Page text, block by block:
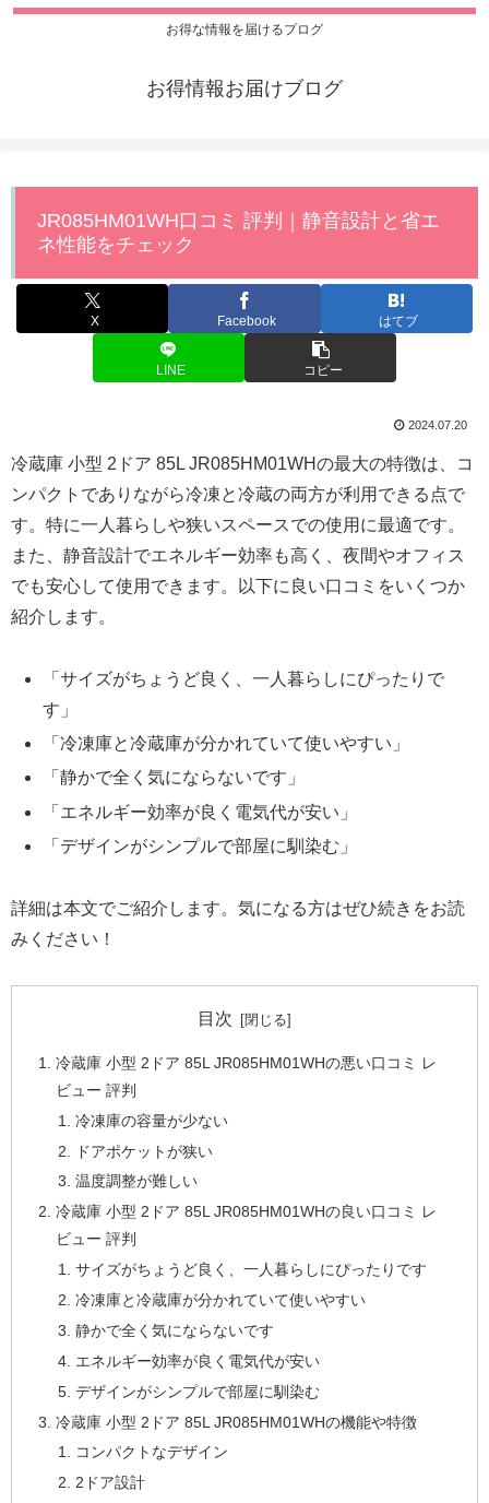
お得な情報を届けるプログ
お得情報お届けブログ
JR085HM01WH口コミ 評判｜静音設計と省エ
ネ性能をチェック
X Facebook はてブ
LINE コピー
2024.07.20
冷蔵庫 小型 2ドア 85L JR085HM01WHの最大の特徴は、コ
ンパクトでありながら冷凍と冷蔵の両方が利用できる点で
す。特に一人暮らしや狭いスペースでの使用に最適です。
また、静音設計でエネルギー効率も高く、夜間やオフィス
でも安心して使用できます。以下に良い口コミをいくつか
紹介します。
「サイズがちょうど良く、一人暮らしにぴったりで
す」
「冷凍庫と冷蔵庫が分かれていて使いやすい」
「静かで全く気にならないです」
「エネルギー効率が良く電気代が安い」
「デザインがシンプルで部屋に馴染む」
詳細は本文でご紹介します。気になる方はぜひ続きをお読
みください！
目次
冷蔵庫 小型 2ドア 85L JR085HM01WHの悪い口コミ レ
ビュー 評判
冷凍庫の容量が少ない
ドアポケットが狭い
温度調整が難しい
冷蔵庫 小型 2ドア 85L JR085HM01WHの良い口コミ レ
ビュー 評判
サイズがちょうど良く、一人暮らしにぴったりです
冷凍庫と冷蔵庫が分かれていて使いやすい
静かで全く気にならないです
エネルギー効率が良く電気代が安い
デザインがシンプルで部屋に馴染む
冷蔵庫 小型 2ドア 85L JR085HM01WHの機能や特徴
コンパクトなデザイン
2ドア設計